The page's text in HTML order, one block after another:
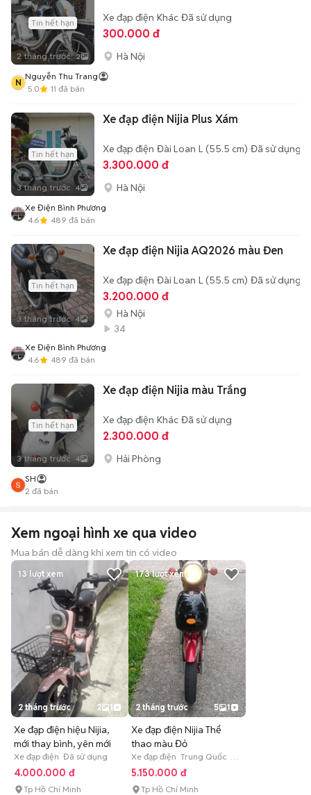
Tin hết hạn
2 tháng trước 2
Xe đạp điện Khác Đã sử dụng
300.000 đ
Hà Nội
N
Nguyễn Thu Trang
5.0
11 đã bán
Tin hết hạn
3 tháng trước 4
Xe đạp điện Nijia Plus Xám
Xe đạp điện Đài Loan L (55.5 cm) Đã sử dụng
3.300.000 đ
Hà Nội
Xe Điện Bình Phương
4.6
489 đã bán
Tin hết hạn
3 tháng trước 4
Xe đạp điện Nijia AQ2026 màu Đen
Xe đạp điện Đài Loan L (55.5 cm) Đã sử dụng
3.200.000 đ
Hà Nội
34
Xe Điện Bình Phương
4.6
489 đã bán
Tin hết hạn
3 tháng trước 4
Xe đạp điện Nijia màu Trắng
Xe đạp điện Khác Đã sử dụng
2.300.000 đ
Hải Phòng
SH
2 đã bán
Xem ngoại hình xe qua video
Mua bán dễ dàng khi xem tin có video
13 lượt xem
2 tháng trước 2 1
Xe đạp điện hiệu Nijia,
mới thay bình, yên mới
Xe đạp điện Đã sử dụng
4.000.000 đ
Tp Hồ Chí Minh
173lượt xem
2 tháng trước 5 1
Xe đạp điện Nijia Thể
thao màu Đỏ
Xe đạp điện Trung Quốc Đã
sử dụng
5.150.000 đ
Tp Hồ Chí Minh